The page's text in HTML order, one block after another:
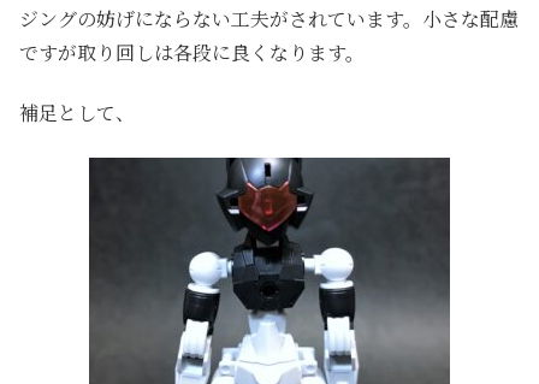
ジングの妨げにならない工夫がされています。小さな配慮
ですが取り回しは各段に良くなります。
補足として、